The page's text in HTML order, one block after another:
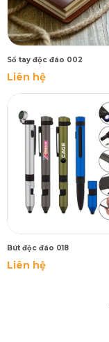
Sổ tay độc đáo 002
Liên hệ
Bút độc đáo 018
Liên hệ